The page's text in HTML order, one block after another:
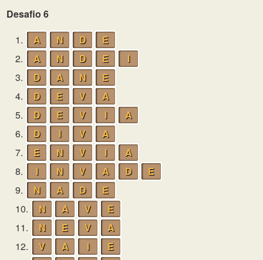
Desafio 6
1.
A N D
E
2.
A N D E
I
3.
D A N
E
4.
D E V
A
5.
D E V I
A
6.
D I V
A
7.
E N V I
A
8.
I N V A D
E
9.
N A D
E
10.
N A V
E
11.
N E V
A
12.
V A I
E